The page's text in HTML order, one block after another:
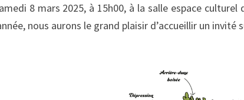
8 mars 2025, à 15h00, à la salle espace culturel
nous aurons le grand plaisir d’accueillir un invité